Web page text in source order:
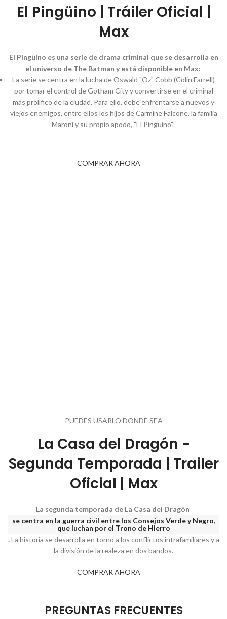
El Pingüino | Tráiler Oficial |
Max
El Pingüino es una serie de drama criminal que se desarrolla en
el universo de The Batman y está disponible en Max:
La serie se centra en la lucha de Oswald "Oz" Cobb (Colin Farrell)
por tomar el control de Gotham City y convertirse en el criminal
más prolífico de la ciudad. Para ello, debe enfrentarse a nuevos y
viejos enemigos, entre ellos los hijos de Carmine Falcone, la familia
Maroni y su propio apodo, "El Pingüino".
COMPRAR AHORA
PUEDES USARLO DONDE SEA
La Casa del Dragón -
Segunda Temporada | Trailer
Oficial | Max
La segunda temporada de La Casa del Dragón
se centra en la guerra civil entre los Consejos Verde y Negro,
que luchan por el Trono de Hierro
.La historia se desarrolla en torno a los conflictos intrafamiliares y a
la división de la realeza en dos bandos.
COMPRAR AHORA
PREGUNTAS FRECUENTES